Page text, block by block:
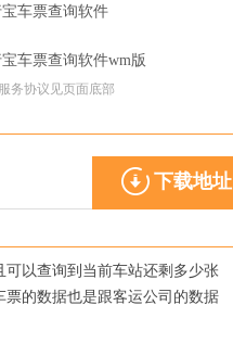
宝车票查询软件
车票查询软件wm版
务协议见页面底部
下载地址
以查询到当前车站还剩多少张
的数据也是跟客运公司的数据